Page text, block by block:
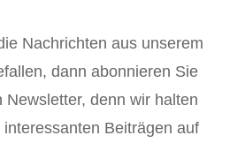
Nachrichten aus unserem
dann abonnieren Sie
Newsletter, denn wir halten
Beiträgen auf